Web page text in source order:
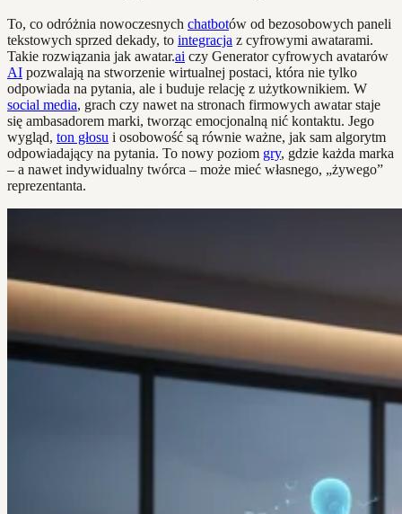
To, co odróżnia nowoczesnych chatbotów od bezosobowych paneli
tekstowych sprzed dekady, to integracja z cyfrowymi awatarami.
Takie rozwiązania jak awatar.ai czy Generator cyfrowych avatarów
AI pozwalają na stworzenie wirtualnej postaci, która nie tylko
odpowiada na pytania, ale i buduje relację z użytkownikiem. W
social media, grach czy nawet na stronach firmowych awatar staje
się ambasadorem marki, tworząc emocjonalną nić kontaktu. Jego
wygląd, ton głosu i osobowość są równie ważne, jak sam algorytm
odpowiadający na pytania. To nowy poziom gry, gdzie każda marka
– a nawet indywidualny twórca – może mieć własnego, „żywego”
reprezentanta.